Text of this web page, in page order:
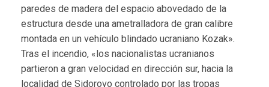
paredes de madera del espacio abovedado de la
estructura desde una ametralladora de gran calibre
montada en un vehículo blindado ucraniano Kozak».
Tras el incendio, «los nacionalistas ucranianos
partieron a gran velocidad en dirección sur, hacia la
localidad de Sidorovo controlado por las tropas